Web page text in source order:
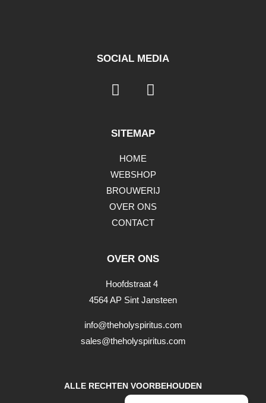
SOCIAL MEDIA
SITEMAP
HOME
WEBSHOP
BROUWERIJ
OVER ONS
CONTACT
OVER ONS
Hoofdstraat 4
4564 AP Sint Jansteen
info@theholyspiritus.com
sales@theholyspiritus.com
ALLE RECHTEN VOORBEHOUDEN